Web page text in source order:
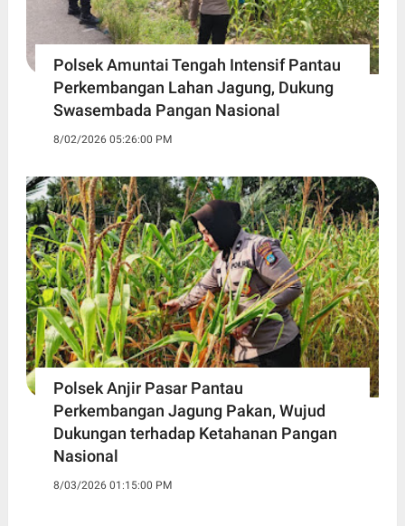
Polsek Amuntai Tengah Intensif Pantau
Perkembangan Lahan Jagung, Dukung
Swasembada Pangan Nasional
8/02/2026 05:26:00 PM
Polsek Anjir Pasar Pantau
Perkembangan Jagung Pakan, Wujud
Dukungan terhadap Ketahanan Pangan
Nasional
8/03/2026 01:15:00 PM